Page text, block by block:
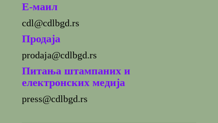
E-маил
cdl@cdlbgd.rs
Продаја
prodaja@cdlbgd.rs
Питања штампаних и
електронских медија
press@cdlbgd.rs